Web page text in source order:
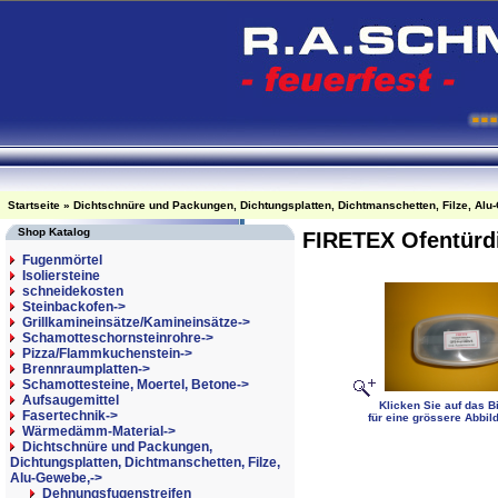
Startseite » Dichtschnüre und Packungen, Dichtungsplatten, Dichtmanschetten, Filze, Alu-
Shop Katalog
Fugenmörtel
Isoliersteine
schneidekosten
Steinbackofen->
Grillkamineinsätze/Kamineinsätze->
Schamotteschornsteinrohre->
Pizza/Flammkuchenstein->
Brennraumplatten->
Schamottesteine, Moertel, Betone->
Aufsaugemittel
Fasertechnik->
Wärmedämm-Material->
Dichtschnüre und Packungen,
Dichtungsplatten, Dichtmanschetten, Filze,
Alu-Gewebe,->
Dehnungsfugenstreifen
FIRETEX
Klicken Sie auf das
für eine grössere